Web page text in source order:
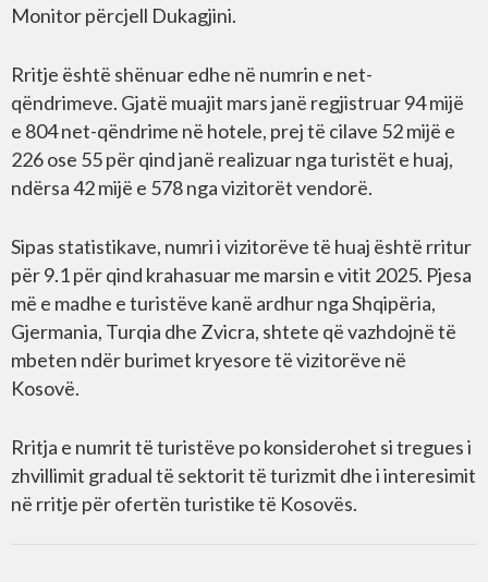
Monitor përcjell Dukagjini.
Rritje është shënuar edhe në numrin e net-
qëndrimeve. Gjatë muajit mars janë regjistruar 94 mijë
e 804 net-qëndrime në hotele, prej të cilave 52 mijë e
226 ose 55 për qind janë realizuar nga turistët e huaj,
ndërsa 42 mijë e 578 nga vizitorët vendorë.
Sipas statistikave, numri i vizitorëve të huaj është rritur
për 9.1 për qind krahasuar me marsin e vitit 2025. Pjesa
më e madhe e turistëve kanë ardhur nga Shqipëria,
Gjermania, Turqia dhe Zvicra, shtete që vazhdojnë të
mbeten ndër burimet kryesore të vizitorëve në
Kosovë.
Rritja e numrit të turistëve po konsiderohet si tregues i
zhvillimit gradual të sektorit të turizmit dhe i interesimit
në rritje për ofertën turistike të Kosovës.